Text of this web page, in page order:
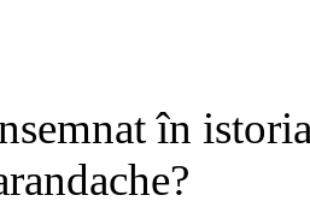
în